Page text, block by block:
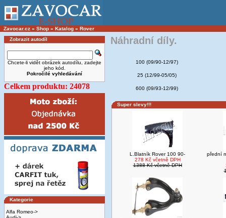
Zavocar.cz » Shop » Katalog » Rover
Zobrazit autodíl
Chcete-li vidět obrázek autodílu, zadejte
jeho kód.
Pokročilé vyhledávání
Celkem produktu: 24078
Kategorie
Alfa Romeo->
Náhradní díly.
100 (09/90-12/97)
25 (12/99-05/05)
600 (09/93-12/99)
Super slevy!!!
L.Blatník Rover 100 90-
278 Kč včetně DPH
1388 Kč včetně DPH
přední